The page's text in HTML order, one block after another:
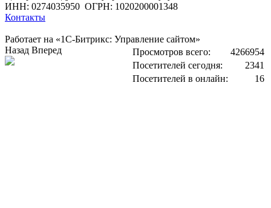
ИНН: 0274035950 ОГРН: 1020200001348
Контакты
Работает на «1С-Битрикс: Управление сайтом»
Просмотров всего:
4266954
Посетителей сегодня:
2341
Посетителей в онлайн:
16
Назад Вперед